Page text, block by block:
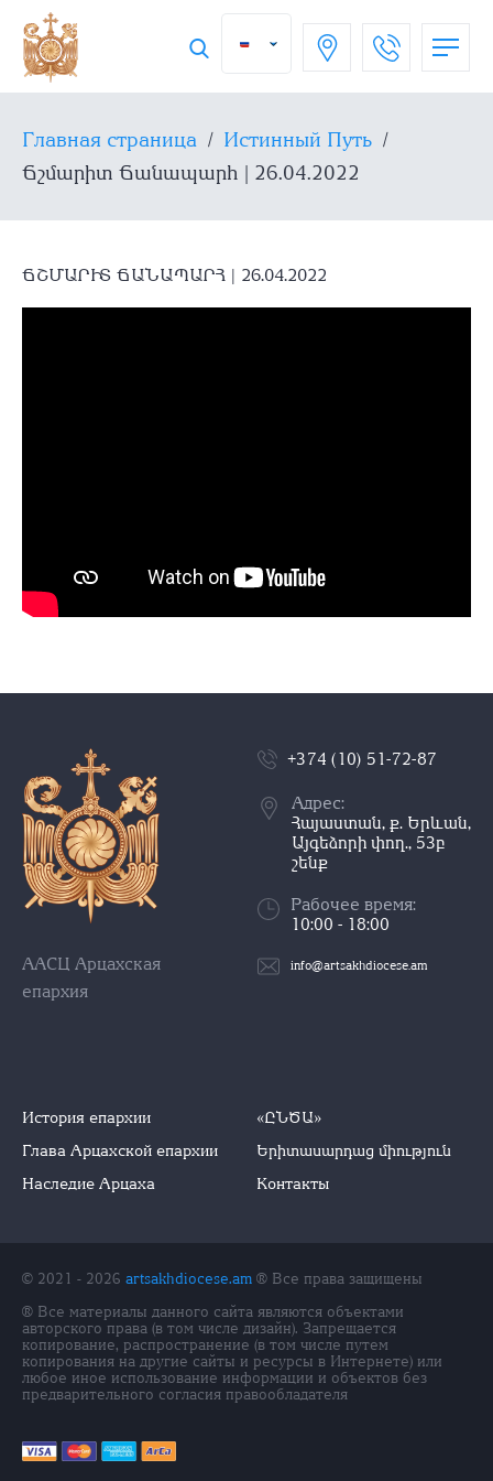
Главная страница / Истинный Путь /
Ճշմարիտ Ճանապարհ | 26․04․2022
ՃՇՄԱՐԻՏ ՃԱՆԱՊԱՐՀ | 26․04․2022
ААСЦ Арцахская
епархия
История епархии
Глава Арцахской епархии
Наследие Арцаха
«ԸՆԾԱ»
Երիտասարդաց միություն
Контакты
+374 (10) 51-72-87
Адрес:
Հայաստան, ք. Երևան,
Այգեձորի փող., 53բ
շենք
Рабочее время:
10:00 - 18:00
info@artsakhdiocese.am
© 2021 - 2026 artsakhdiocese.am ® Все права защищены
® Все материалы данного сайта являются объектами
авторского права (в том числе дизайн). Запрещается
копирование, распространение (в том числе путем
копирования на другие сайты и ресурсы в Интернете) или
любое иное использование информации и объектов без
предварительного согласия правообладателя